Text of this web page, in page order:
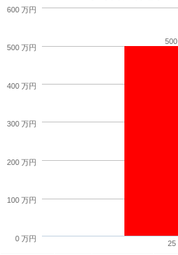
500
25
0 万円
100 万円
200 万円
300 万円
400 万円
500 万円
600 万円